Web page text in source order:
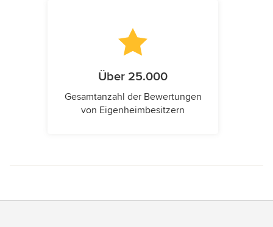
Über 25.000
Gesamtanzahl der Bewertungen
von Eigenheimbesitzern